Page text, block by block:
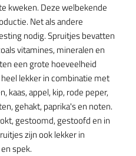
kweken. Deze welbekende
Net als andere
nodig. Spruitjes bevatten
vitamines, mineralen en
een grote hoeveelheid
lekker in combinatie met
kaas, appel, kip, rode peper,
gehakt, paprika's en noten.
gestoomd, gestoofd en in
zijn ook lekker in
spek.